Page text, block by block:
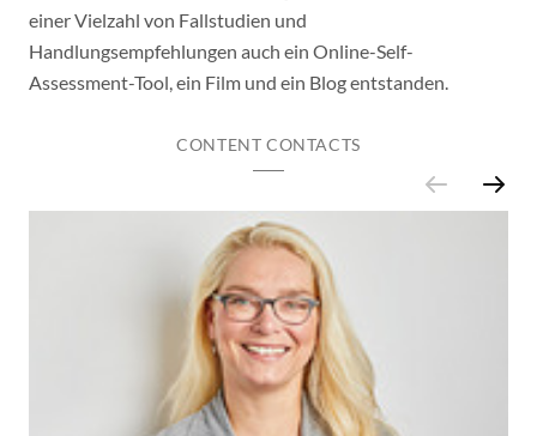
einer Vielzahl von Fallstudien und
Handlungsempfehlungen auch ein Online-Self-
Assessment-Tool, ein Film und ein Blog entstanden.
CONTENT CONTACTS